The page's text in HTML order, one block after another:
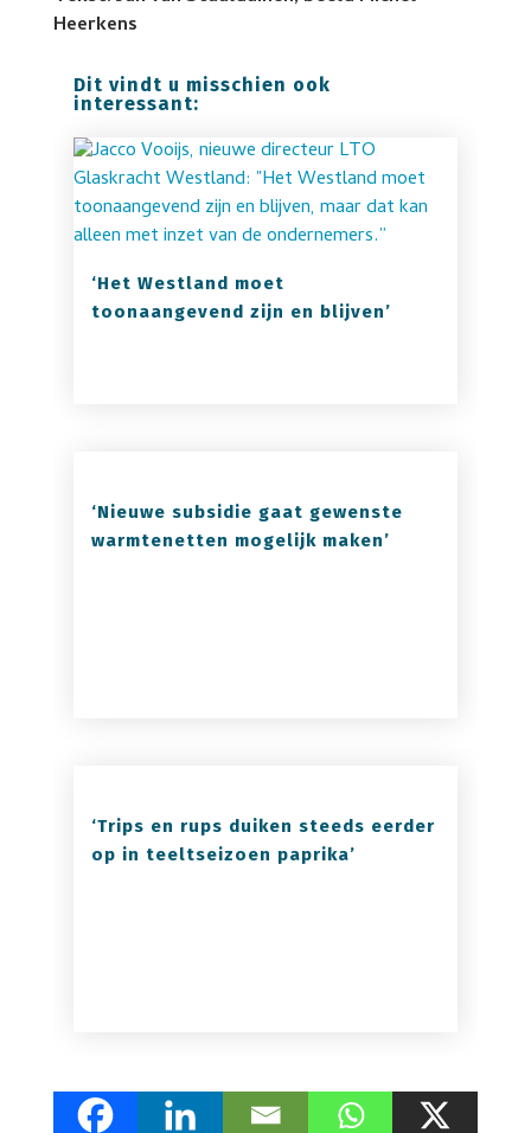
Heerkens
Dit vindt u misschien ook
interessant:
‘Het Westland moet
toonaangevend zijn en blijven’
‘Nieuwe subsidie gaat gewenste
warmtenetten mogelijk maken’
‘Trips en rups duiken steeds eerder
op in teeltseizoen paprika’